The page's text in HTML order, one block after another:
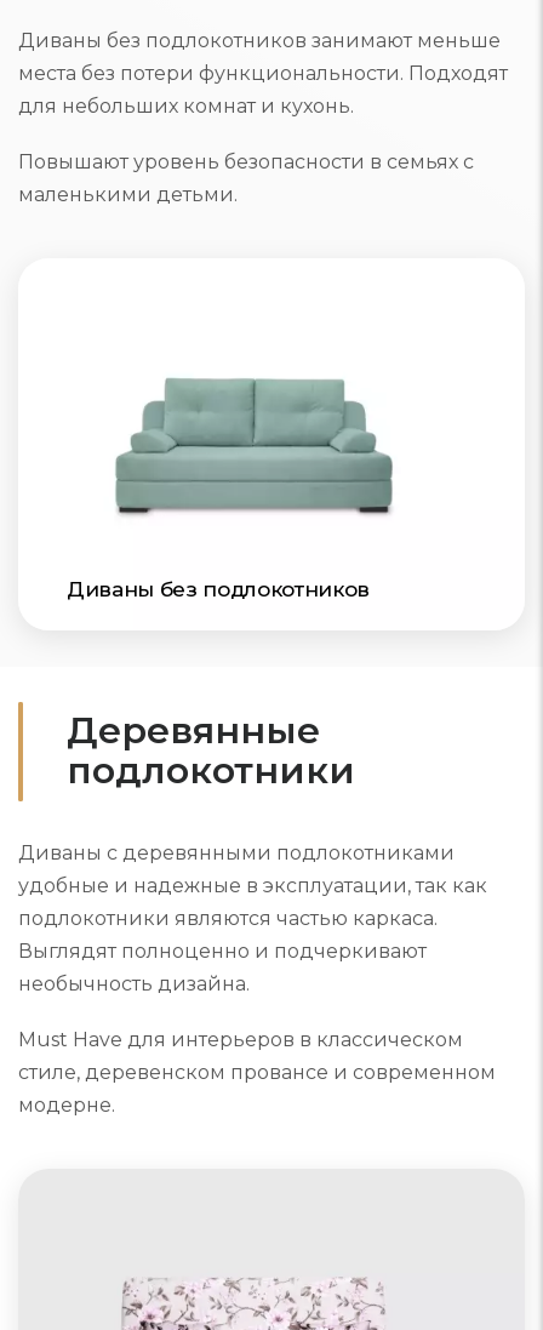
Диваны без подлокотников занимают меньше
места без потери функциональности. Подходят
для небольших комнат и кухонь.
Повышают уровень безопасности в семьях с
маленькими детьми.
Диваны без подлокотников
Деревянные
подлокотники
Диваны с деревянными подлокотниками
удобные и надежные в эксплуатации, так как
подлокотники являются частью каркаса.
Выглядят полноценно и подчеркивают
необычность дизайна.
Must Have для интерьеров в классическом
стиле, деревенском провансе и современном
модерне.